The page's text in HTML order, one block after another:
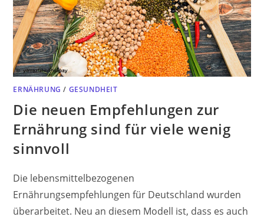
ERNÄHRUNG / GESUNDHEIT
Die neuen Empfehlungen zur
Ernährung sind für viele wenig
sinnvoll
Die lebensmittelbezogenen
Ernährungsempfehlungen für Deutschland wurden
überarbeitet. Neu an diesem Modell ist, dass es auch